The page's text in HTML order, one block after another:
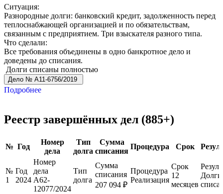
Ситуация:
Разнородные долги: банковский кредит, задолженность перед
теплоснабжающей организацией и по обязательствам,
связанным с предприятием. Три взыскателя разного типа.
Что сделали:
Все требования объединены в одно банкротное дело и
доведены до списания.
Долги списаны полностью
Дело № А11-6756/2019
Подробнее
Реестр завершённых дел (885+)
№ Год
Номер
дела
Тип
долга
Сумма
списания
Процедура Срок
№
1
Год
2024
Номер
дела
А62-
12077/2024
Тип
долга
Сумма
списания
207 094 ₽
Процедура
Реализация
Срок
12
месяцев
Долги